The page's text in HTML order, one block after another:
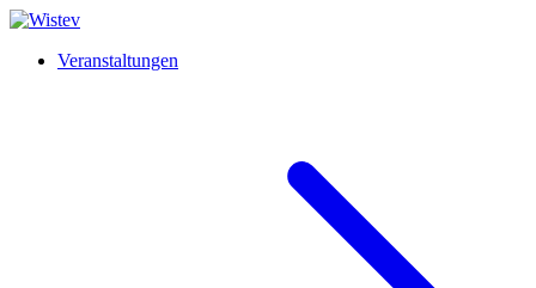
Veranstaltungen